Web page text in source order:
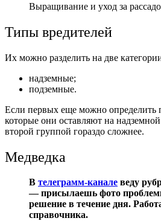
Выращивание и уход за
Типы вредителей
Их можно разделить на две
надземные;
подземные.
Если первых еще можно определить
которые они оставляют на
второй группой гораздо сложнее.
Медведка
В телеграмм-канале веду
— присылаешь фото
решение в течение дня.
справочника.